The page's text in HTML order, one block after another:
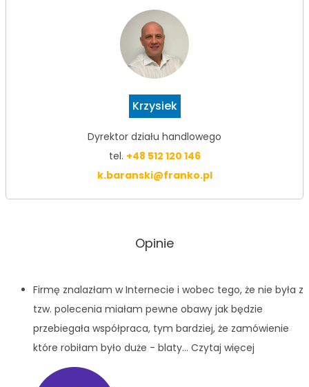
Krzysiek
Dyrektor działu handlowego
tel. +48 512 120 146
k.baranski@franko.pl
Opinie
Firmę znalazłam w Internecie i wobec tego, że nie była z
tzw. polecenia miałam pewne obawy jak będzie
przebiegała współpraca, tym bardziej, że zamówienie
które robiłam było duże - blaty... Czytaj więcej